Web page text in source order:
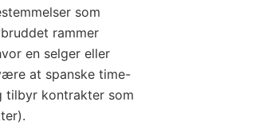
som
rammer
en selger eller
at spanske time-
tilbyr kontrakter som